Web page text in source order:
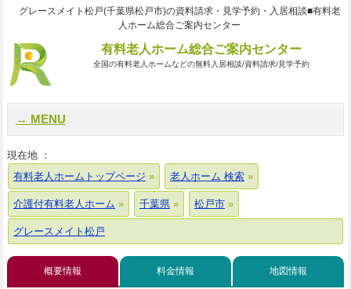
グレースメイト松戸(千葉県松戸市)の資料請求・見学予約・入居相談■有料老
人ホーム総合ご案内センター
有料老人ホーム総合ご案内センター
全国の有料老人ホームなどの無料入居相談/資料請求/見学予約
MENU
現在地 ：
有料老人ホームトップページ
老人ホーム 検索
介護付有料老人ホーム 千葉県 松戸市
グレースメイト松戸
概要情報 料金情報 地図情報